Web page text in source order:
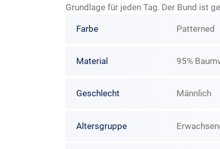
Grundlage für jeden Tag. Der Bund ist
Farbe Patterned
Material 95%
Geschlecht Männlich
Altersgruppe